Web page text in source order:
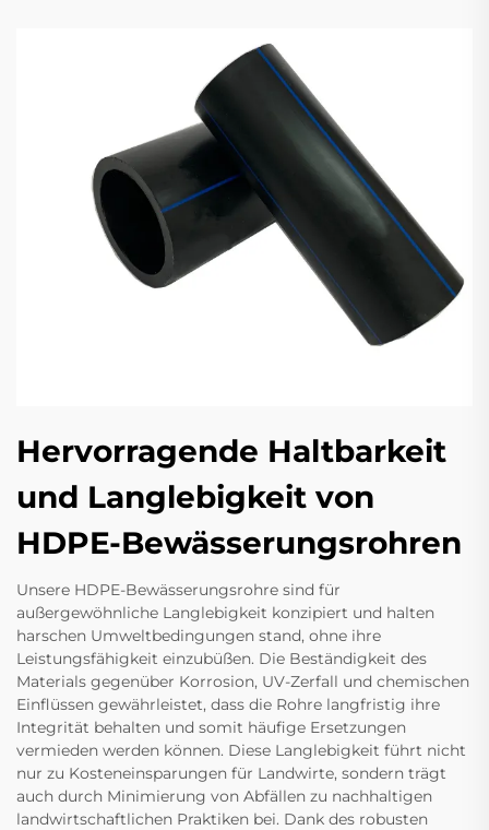
Hervorragende Haltbarkeit
und Langlebigkeit von
HDPE-Bewässerungsrohren
Unsere HDPE-Bewässerungsrohre sind für
außergewöhnliche Langlebigkeit konzipiert und halten
harschen Umweltbedingungen stand, ohne ihre
Leistungsfähigkeit einzubüßen. Die Beständigkeit des
Materials gegenüber Korrosion, UV-Zerfall und chemischen
Einflüssen gewährleistet, dass die Rohre langfristig ihre
Integrität behalten und somit häufige Ersetzungen
vermieden werden können. Diese Langlebigkeit führt nicht
nur zu Kosteneinsparungen für Landwirte, sondern trägt
auch durch Minimierung von Abfällen zu nachhaltigen
landwirtschaftlichen Praktiken bei. Dank des robusten